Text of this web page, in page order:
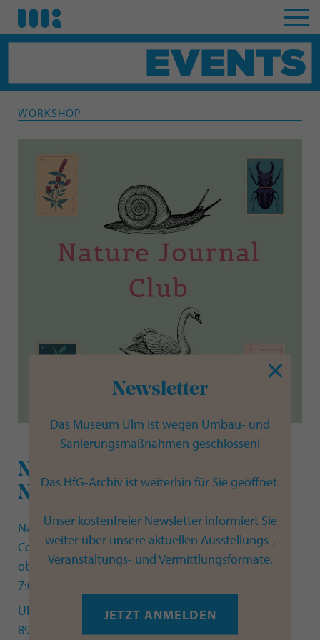
WORKSHOP
Nature Journal Club at Ulm
Natural History Museum
Nature Journal Club
Collaborative drawing and exploration of natural
objects
7:00 p.m. to 9:00 p.m.
Ulm Natural History Museum, Kornhausgasse 3,
89073 Ulm
Newsletter
Das Museum Ulm ist wegen Umbau- und
Sanierungsmaßnahmen geschlossen!
Das HfG-Archiv ist weiterhin für Sie geöffnet.
Unser kostenfreier Newsletter informiert Sie
weiter über unsere aktuellen Ausstellungs-,
Veranstaltungs- und Vermittlungsformate.
JETZT ANMELDEN